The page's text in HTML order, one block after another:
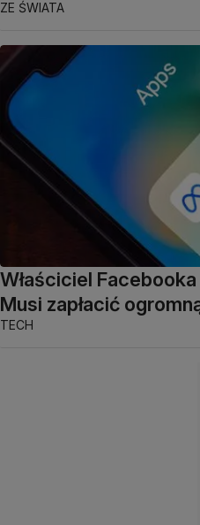
ZE ŚWIATA
Właściciel
Musi zapłacić
TECH